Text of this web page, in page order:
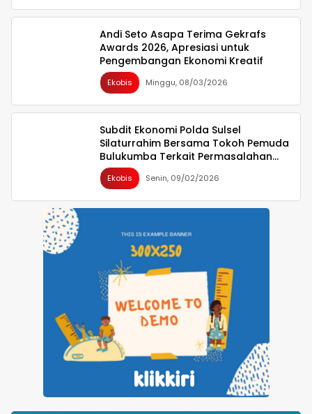
Andi Seto Asapa Terima Gekrafs
Awards 2026, Apresiasi untuk
Pengembangan Ekonomi Kreatif
Ekobis Minggu, 08/03/2026
Subdit Ekonomi Polda Sulsel
Silaturrahim Bersama Tokoh Pemuda
Bulukumba Terkait Permasalahan
Pembangunan YON TP
Ekobis Senin, 09/02/2026